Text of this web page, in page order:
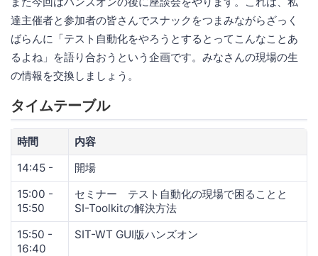
達主催者と参加者の皆さんでスナックをつまみながらざっく
ばらんに「テスト自動化をやろうとするとってこんなことあ
るよね」を語り合おうという企画です。みなさんの現場の生
の情報を交換しましょう。
タイムテーブル
時間
内容
14:45 -
開場
15:00 -
15:50
セミナー テスト自動化の現場で困ることと
SI-Toolkitの解決方法
15:50 -
16:40
SIT-WT GUI版ハンズオン